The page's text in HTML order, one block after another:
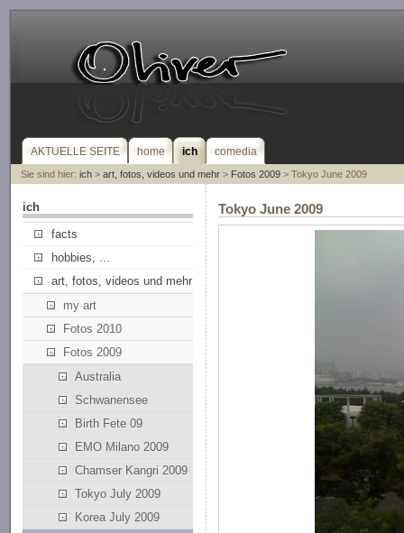
AKTUELLE SEITE home ich comedia
Sie sind hier: ich> art, fotos, videos und mehr> Fotos 2009> Tokyo June 2009
ich
facts
hobbies, ...
art, fotos, videos und mehr
my art
Fotos 2010
Fotos 2009
Australia
Schwanensee
Birth Fete 09
EMO Milano 2009
Chamser Kangri 2009
Tokyo July 2009
Korea July 2009
Tokyo June 2009